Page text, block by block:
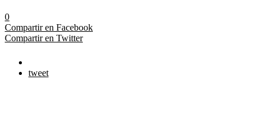
0
Compartir en Facebook
Compartir en Twitter
tweet